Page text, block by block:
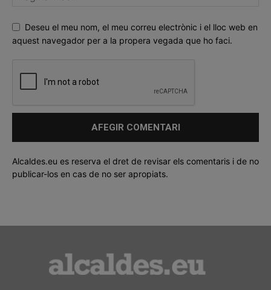
Deseu el meu nom, el meu correu electrònic i el lloc web en
aquest navegador per a la propera vegada que ho faci.
Alcaldes.eu es reserva el dret de revisar els comentaris i de no
publicar-los en cas de no ser apropiats.